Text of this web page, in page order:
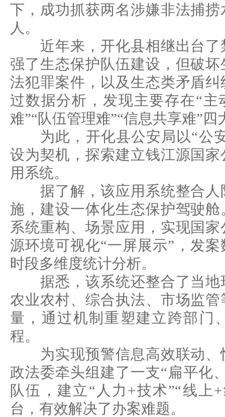
下，成功抓获两名涉嫌非法捕
人。
近年来，开化县相继出台了
强了生态保护队伍建设，但破
法犯罪案件，以及生态类矛盾
过数据分析，发现主要存在“主
难”“队伍管理难”“信息共享难”四
为此，开化县公安局以“公安
设为契机，探索建立钱江源国
用系统。
据了解，该应用系统整合人
施，建设一体化生态保护驾驶
系统重构、场景应用，实现国
源环境可视化“一屏展示”，发
时段多维度统计分析。
据悉，该系统还整合了当地
农业农村、综合执法、市场监
量，通过机制重塑建立跨部门
程。
为实现预警信息高效联动、
政法委牵头组建了一支“扁平化
队伍，建立“人力+技术”“线上
台，有效解决了办案难题。